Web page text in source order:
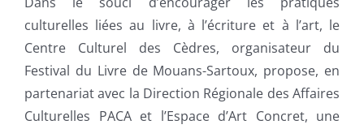
culturelles liées au livre, à l’écriture et à l’art, le
Centre Culturel des Cèdres, organisateur du
Festival du Livre de Mouans-Sartoux, propose, en
partenariat avec la Direction Régionale des Affaires
Culturelles PACA et l’Espace d’Art Concret, une